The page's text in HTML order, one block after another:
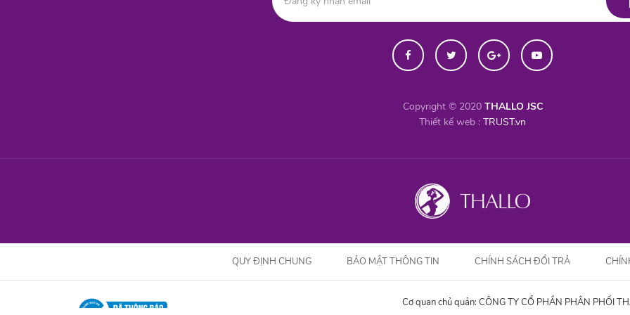
Copyright © 2020 THALLO JSC
Thiết kế web : TRUST.vn
QUY ĐỊNH CHUNG BẢO MẬT THÔNG TIN CHÍNH SÁCH ĐỔI TRẢ
Cơ quan chủ quản: CÔNG TY CỔ PHẦN PHÂN PHỐI